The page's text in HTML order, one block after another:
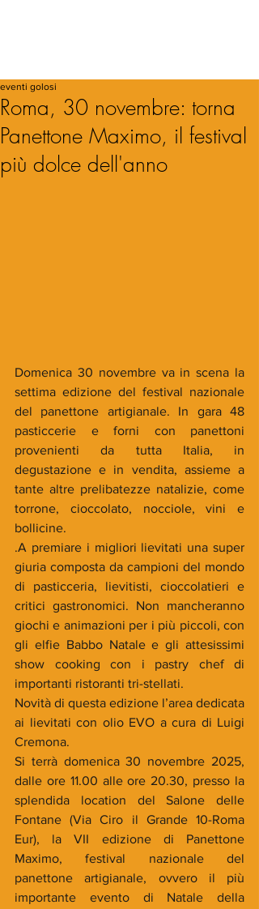
Roma, 30 novembre: torna
Panettone Maximo, il festival
più dolce dell'anno
eventi golosi
Domenica 30 novembre va in scena la
settima edizione del festival nazionale
del panettone artigianale. In gara 48
pasticcerie e forni con panettoni
provenienti da tutta Italia, in
degustazione e in vendita, assieme a
tante altre prelibatezze natalizie, come
torrone, cioccolato, nocciole, vini e
bollicine.
.A premiare i migliori lievitati una super
giuria composta da campioni del mondo
di pasticceria, lievitisti, cioccolatieri e
critici gastronomici. Non mancheranno
giochi e animazioni per i più piccoli, con
gli elfie Babbo Natale e gli attesissimi
show cooking con i pastry chef di
importanti ristoranti tri-stellati.
Novità di questa edizione l’area dedicata
ai lievitati con olio EVO a cura di Luigi
Cremona.
Si terrà domenica 30 novembre 2025,
dalle ore 11.00 alle ore 20.30, presso la
splendida location del Salone delle
Fontane (Via Ciro il Grande 10-Roma
Eur), la VII edizione di Panettone
Maximo, festival nazionale del
panettone artigianale, ovvero il più
importante evento di Natale della